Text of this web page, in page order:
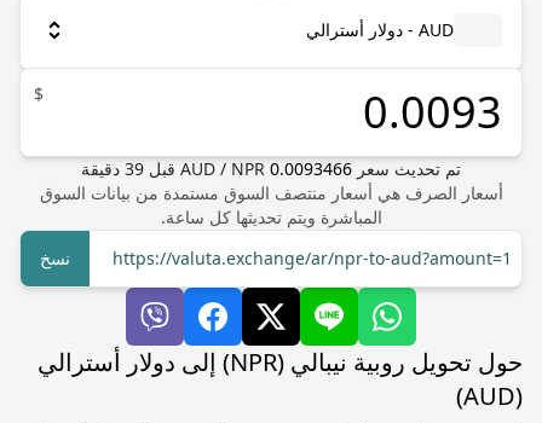
AUD - دولار أسترالي
$
تم تحديث سعر AUD / NPR 0.0093466 قبل 39 دقيقة
أسعار الصرف هي أسعار منتصف السوق مستمدة من بيانات السوق
المباشرة ويتم تحديثها كل ساعة.
https://valuta.exchange/ar/npr-to-aud?amount=1
نسخ
حول تحويل روبية نيبالي (NPR) إلى دولار أسترالي
(AUD)